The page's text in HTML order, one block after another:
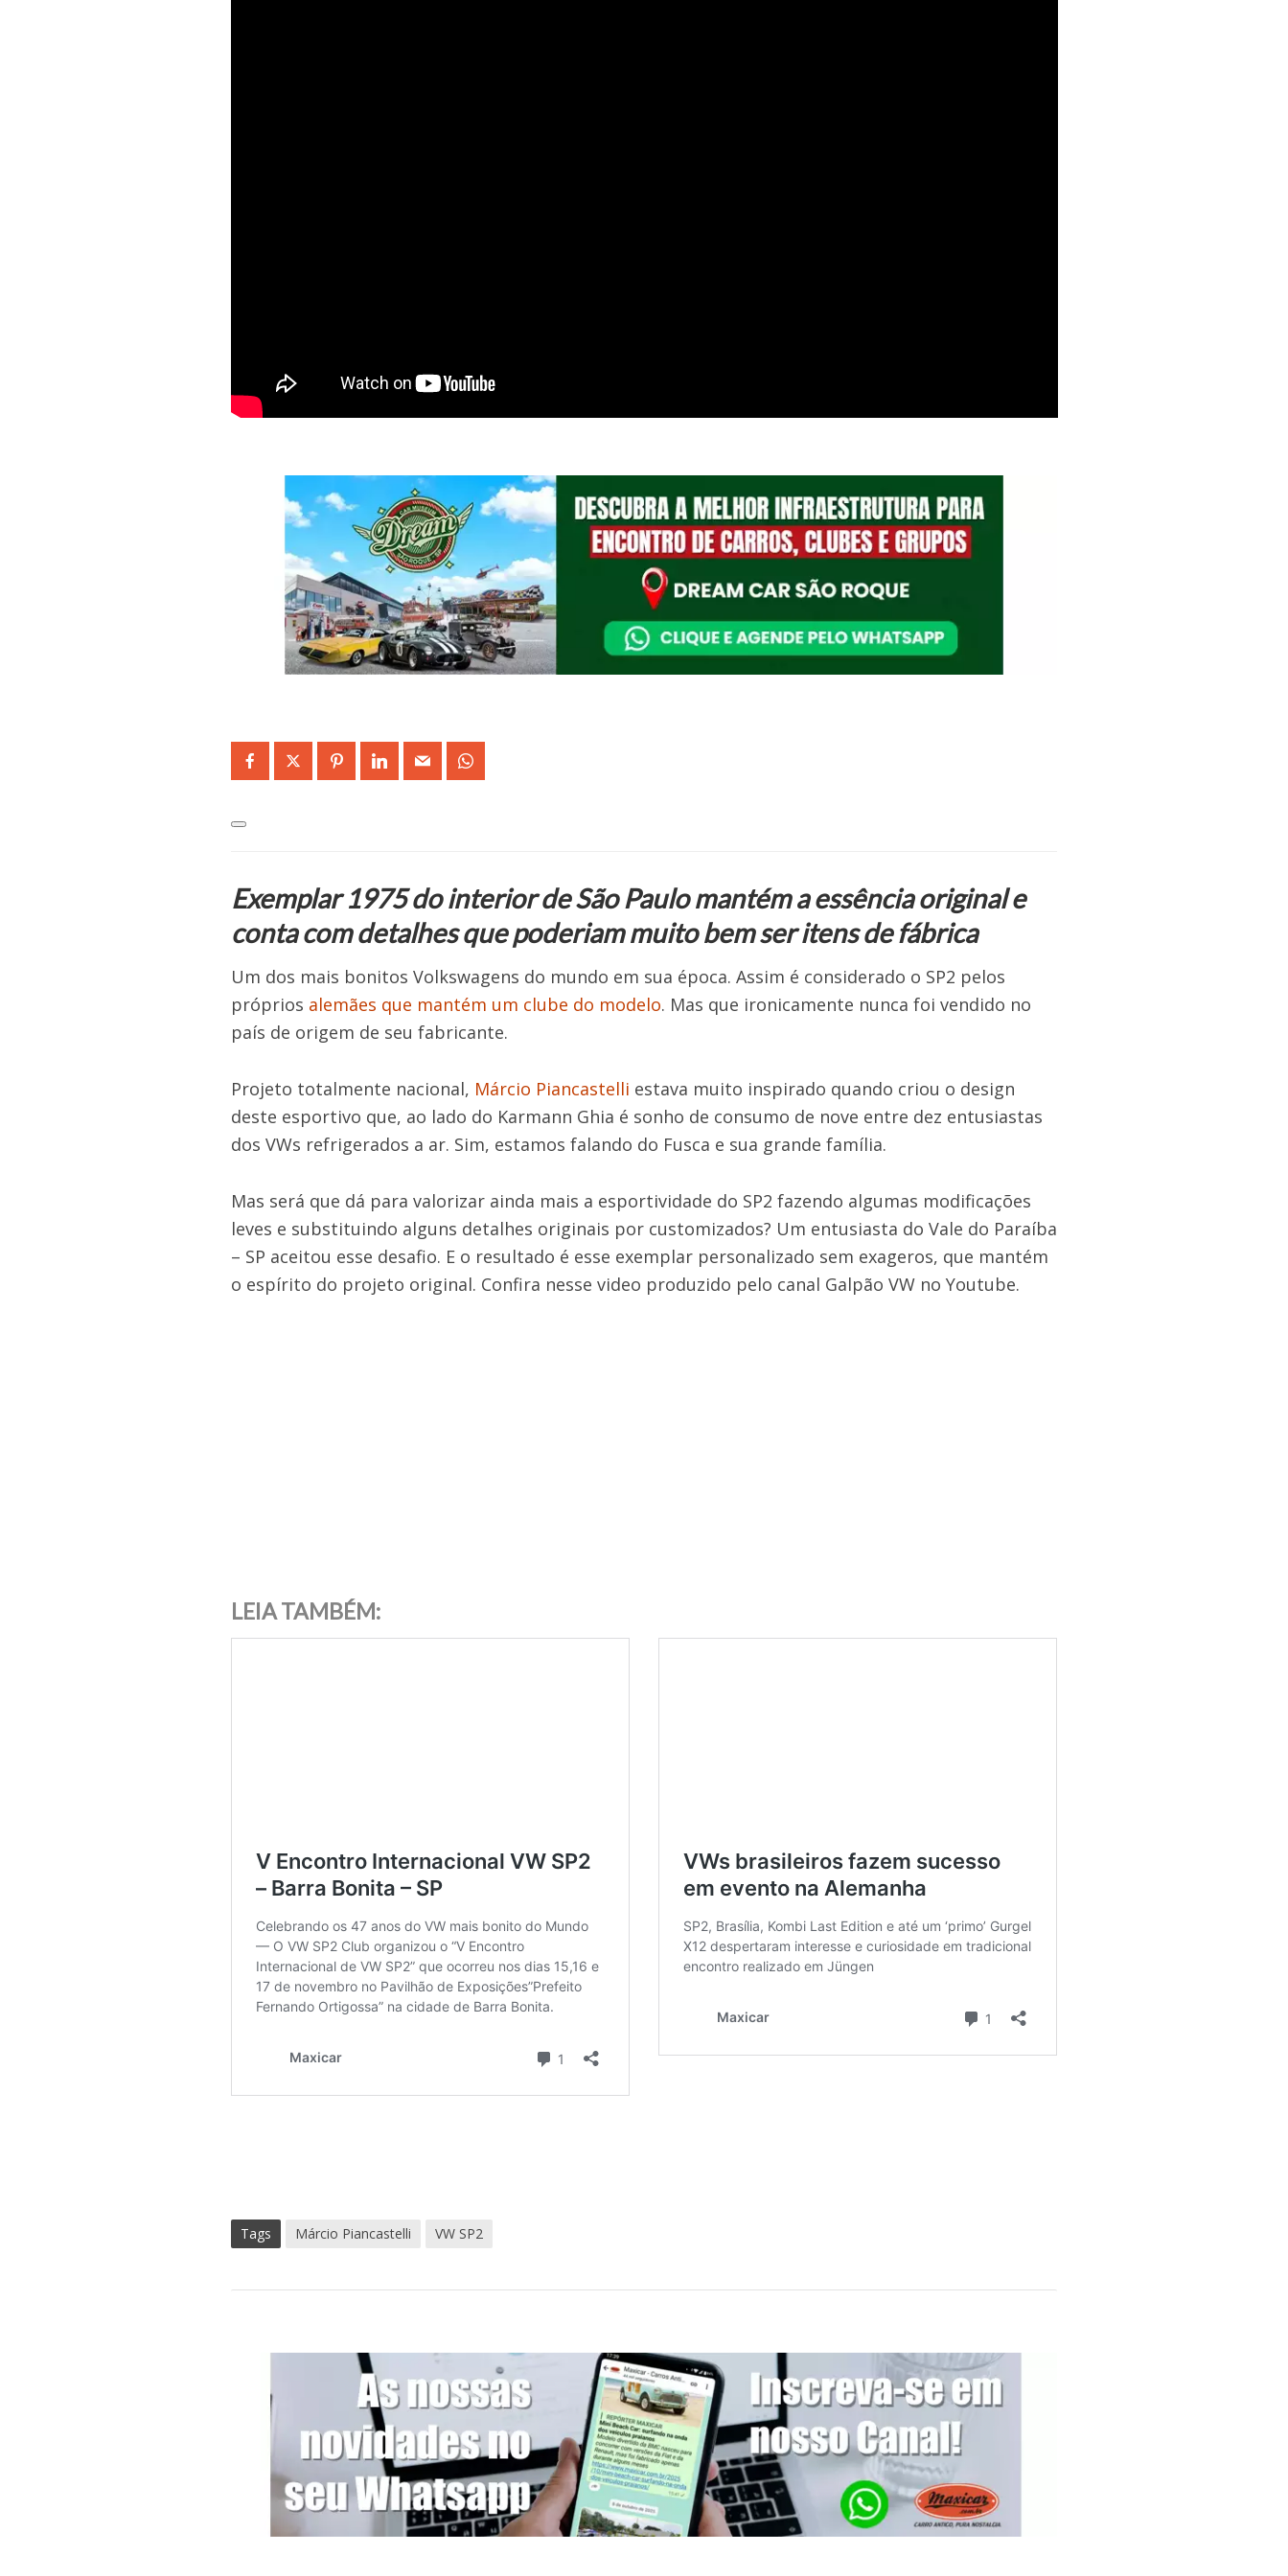
Exemplar 1975 do interior de São Paulo mantém a essência original e
conta com detalhes que poderiam muito bem ser itens de fábrica
Um dos mais bonitos Volkswagens do mundo em sua época. Assim é considerado o SP2 pelos
próprios alemães que mantém um clube do modelo. Mas que ironicamente nunca foi vendido no
país de origem de seu fabricante.
Projeto totalmente nacional, Márcio Piancastelli estava muito inspirado quando criou o design
deste esportivo que, ao lado do Karmann Ghia é sonho de consumo de nove entre dez entusiastas
dos VWs refrigerados a ar. Sim, estamos falando do Fusca e sua grande família.
Mas será que dá para valorizar ainda mais a esportividade do SP2 fazendo algumas modificações
leves e substituindo alguns detalhes originais por customizados? Um entusiasta do Vale do Paraíba
– SP aceitou esse desafio. E o resultado é esse exemplar personalizado sem exageros, que mantém
o espírito do projeto original. Confira nesse video produzido pelo canal Galpão VW no Youtube.
LEIA TAMBÉM:
Tags Márcio Piancastelli VW SP2